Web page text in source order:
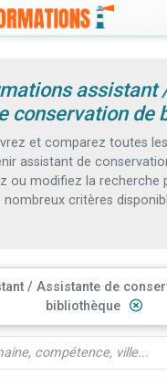
assistant
conservation de
et comparez toutes
assistant de
ou modifiez la recherche
nombreux critères
/ Assistante de
bibliothèque